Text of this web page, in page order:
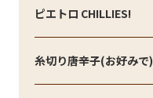
ピエトロ CHILLIES!
糸切り唐辛子(お好みで)